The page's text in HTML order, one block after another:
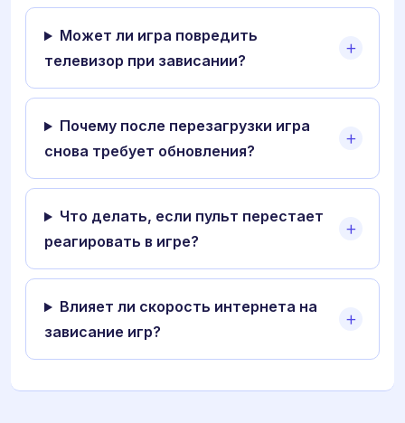
Может ли игра повредить
телевизор при зависании?
Почему после перезагрузки игра
снова требует обновления?
Что делать, если пульт перестает
реагировать в игре?
Влияет ли скорость интернета на
зависание игр?